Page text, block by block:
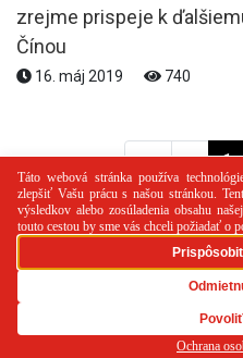
zrejme prispeje k
Čínou
16. máj 2019 740
<< < 1
PR článok
používania cookies
RSS